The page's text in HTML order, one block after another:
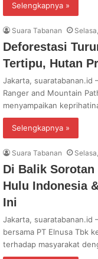
Selengkapnya »
Suara Tabanan
Deforestasi
Tertipu, Hutan
Jakarta, suaratabanan.id
Ranger and Mountain
menyampaikan
Selengkapnya »
Suara Tabanan
Di Balik
Hulu Indonesia
Ini
Jakarta, suaratabanan.id
bersama PT Elnusa Tbk
terhadap masyarakat